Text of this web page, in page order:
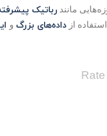
مانند رباتیک
ازداده‌های بزرگ و